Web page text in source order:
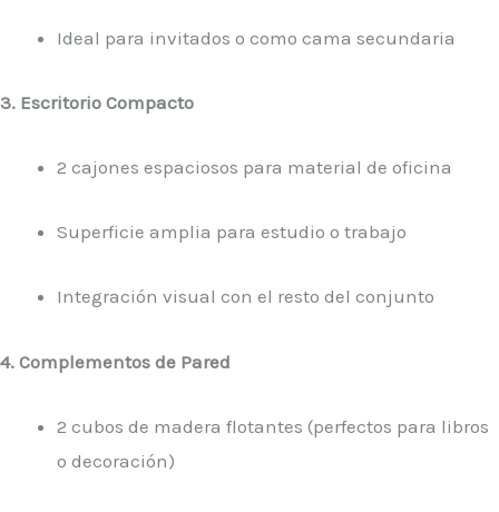
Ideal para invitados o como cama secundaria
3. Escritorio Compacto
2 cajones espaciosos para material de oficina
Superficie amplia para estudio o trabajo
Integración visual con el resto del conjunto
4. Complementos de Pared
2 cubos de madera flotantes (perfectos para libros
o decoración)